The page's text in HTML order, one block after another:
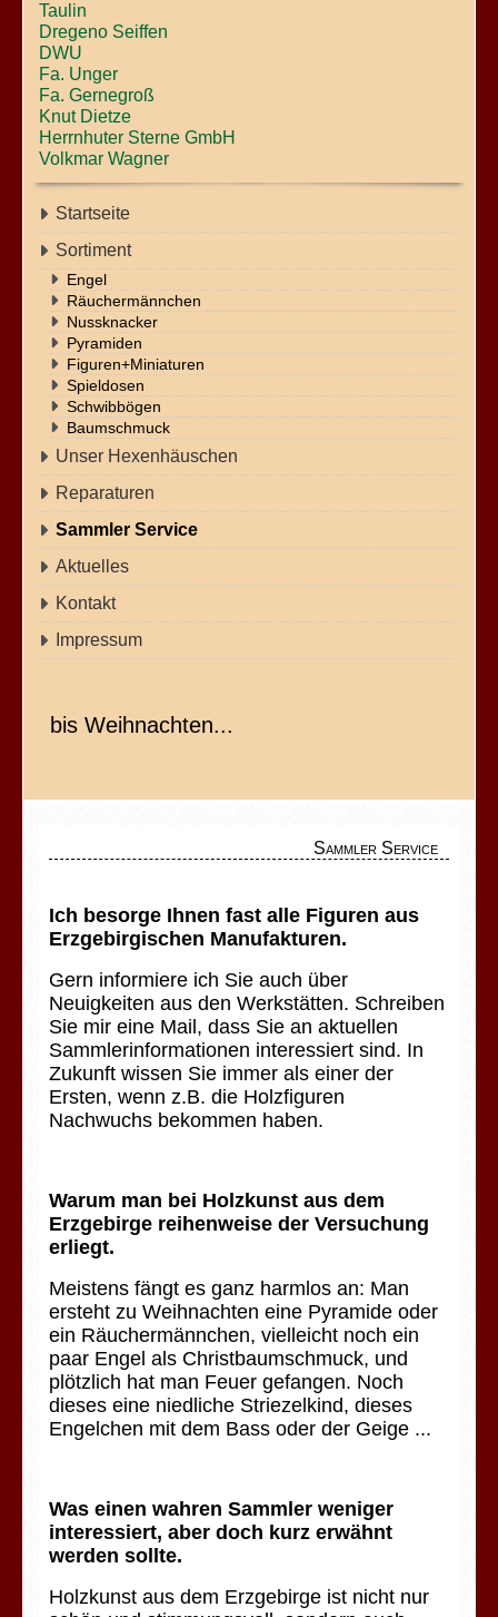
Startseite
Sortiment
Engel
Räuchermännchen
Nussknacker
Pyramiden
Figuren+Miniaturen
Spieldosen
Schwibbögen
Baumschmuck
Unser Hexenhäuschen
Reparaturen
Sammler Service
Aktuelles
Kontakt
Impressum
bis Weihnachten...
Taulin
Dregeno Seiffen
DWU
Fa. Unger
Fa. Gernegroß
Knut Dietze
Herrnhuter Sterne GmbH
Volkmar Wagner
Sammler Service
Ich besorge Ihnen fast alle Figuren aus
Erzgebirgischen Manufakturen.
Gern informiere ich Sie auch über
Neuigkeiten aus den Werkstätten. Schreiben
Sie mir eine Mail, dass Sie an aktuellen
Sammlerinformationen interessiert sind. In
Zukunft wissen Sie immer als einer der
Ersten, wenn z.B. die Holzfiguren
Nachwuchs bekommen haben.
Warum man bei Holzkunst aus dem
Erzgebirge reihenweise der Versuchung
erliegt.
Meistens fängt es ganz harmlos an: Man
ersteht zu Weihnachten eine Pyramide oder
ein Räuchermännchen, vielleicht noch ein
paar Engel als Christbaumschmuck, und
plötzlich hat man Feuer gefangen. Noch
dieses eine niedliche Striezelkind, dieses
Engelchen mit dem Bass oder der Geige ...
Was einen wahren Sammler weniger
interessiert, aber doch kurz erwähnt
werden sollte.
Holzkunst aus dem Erzgebirge ist nicht nur